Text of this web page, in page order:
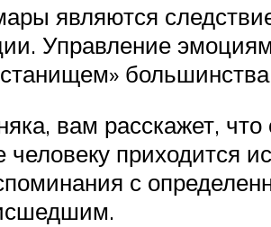
являются
Управление
вам расскажет, что
приходится
с